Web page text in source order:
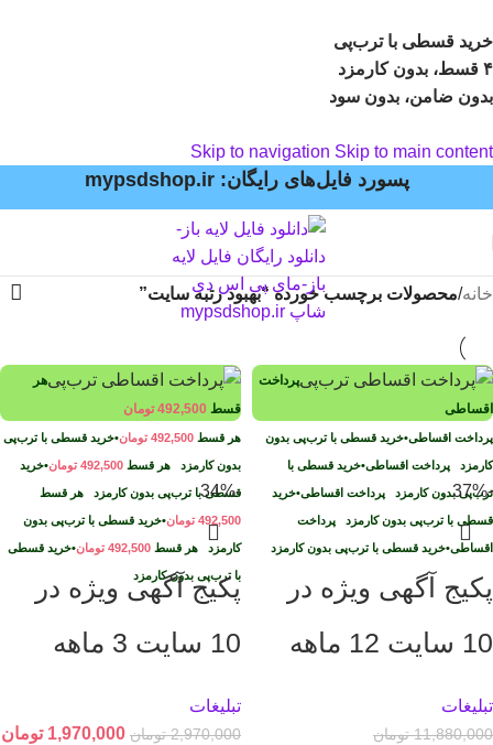
خرید قسطی با ترب‌پی
۴ قسط، بدون کارمزد
بدون ضامن، بدون سود
Skip to navigation Skip to main content
پسورد فایل‌های رایگان: mypsdshop.ir
خانه/محصولات برچسب خورده “بهبود رتبه سایت”
پرداخت
اقساطی
پرداخت اقساطی•خرید قسطی با ترب‌پی بدون
کارمزد پرداخت اقساطی•خرید قسطی با
ترب‌پی بدون کارمزد پرداخت اقساطی•خرید
قسطی با ترب‌پی بدون کارمزد پرداخت
اقساطی•خرید قسطی با ترب‌پی بدون کارمزد
-37%
پکیج آگهی ویژه در
10 سایت 12 ماهه
تبلیغات
11,880,000 تومان
هر
قسط 492,500 تومان
هر قسط 492,500 تومان•خرید قسطی با ترب‌پی
بدون کارمزد هر قسط 492,500 تومان•خرید
قسطی با ترب‌پی بدون کارمزد هر قسط
492,500 تومان•خرید قسطی با ترب‌پی بدون
کارمزد هر قسط 492,500 تومان•خرید قسطی
با ترب‌پی بدون کارمزد
-34%
پکیج آگهی ویژه در
10 سایت 3 ماهه
تبلیغات
2,970,000 تومان 1,970,000 تومان